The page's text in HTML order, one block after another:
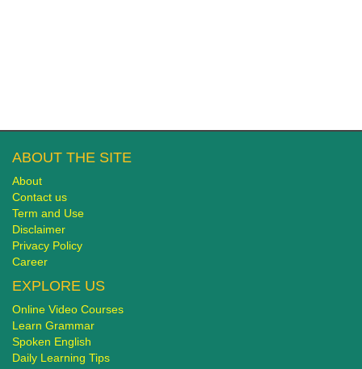
ABOUT THE SITE
About
Contact us
Term and Use
Disclaimer
Privacy Policy
Career
EXPLORE US
Online Video Courses
Learn Grammar
Spoken English
Daily Learning Tips